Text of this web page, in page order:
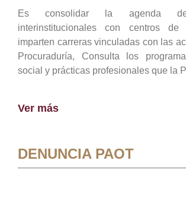
Es consolidar la agenda de
interinstitucionales con centros de
imparten carreras vinculadas con las
Procuraduría, Consulta los
social y prácticas profesionales que la
Ver más
DENUNCIA PAOT